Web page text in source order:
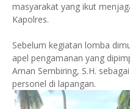
masyarakat yang ikut
Kapolres.
Sebelum kegiatan lomba
apel pengamanan yang
Aman Sembiring, S.H.
personel di lapangan.